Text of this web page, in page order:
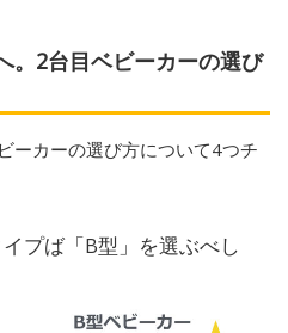
。2台目ベビーカーの選び
ーカーの選び方について4つチ
プば「B型」を選ぶべし